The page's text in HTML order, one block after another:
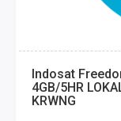
Indosat
4GB/5HR
KRWNG